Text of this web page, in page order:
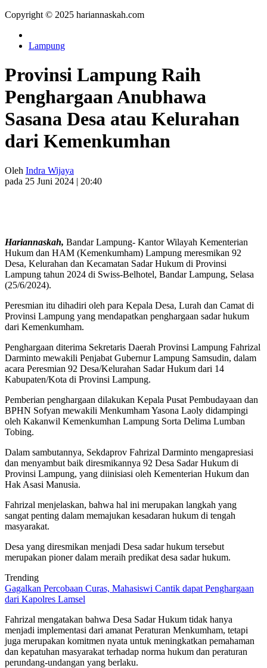
Copyright © 2025 hariannaskah.com
Lampung
Provinsi Lampung Raih
Penghargaan Anubhawa
Sasana Desa atau Kelurahan
dari Kemenkumhan
Oleh Indra Wijaya
pada 25 Juni 2024 | 20:40
Hariannaskah, Bandar Lampung- Kantor Wilayah Kementerian
Hukum dan HAM (Kemenkumham) Lampung meresmikan 92
Desa, Kelurahan dan Kecamatan Sadar Hukum di Provinsi
Lampung tahun 2024 di Swiss-Belhotel, Bandar Lampung, Selasa
(25/6/2024).
Peresmian itu dihadiri oleh para Kepala Desa, Lurah dan Camat di
Provinsi Lampung yang mendapatkan penghargaan sadar hukum
dari Kemenkumham.
Penghargaan diterima Sekretaris Daerah Provinsi Lampung Fahrizal
Darminto mewakili Penjabat Gubernur Lampung Samsudin, dalam
acara Peresmian 92 Desa/Kelurahan Sadar Hukum dari 14
Kabupaten/Kota di Provinsi Lampung.
Pemberian penghargaan dilakukan Kepala Pusat Pembudayaan dan
BPHN Sofyan mewakili Menkumham Yasona Laoly didampingi
oleh Kakanwil Kemenkumhan Lampung Sorta Delima Lumban
Tobing.
Dalam sambutannya, Sekdaprov Fahrizal Darminto mengapresiasi
dan menyambut baik diresmikannya 92 Desa Sadar Hukum di
Provinsi Lampung, yang diinisiasi oleh Kementerian Hukum dan
Hak Asasi Manusia.
Fahrizal menjelaskan, bahwa hal ini merupakan langkah yang
sangat penting dalam memajukan kesadaran hukum di tengah
masyarakat.
Desa yang diresmikan menjadi Desa sadar hukum tersebut
merupakan pioner dalam meraih predikat desa sadar hukum.
Trending
Gagalkan Percobaan Curas, Mahasiswi Cantik dapat Penghargaan
dari Kapolres Lamsel
Fahrizal mengatakan bahwa Desa Sadar Hukum tidak hanya
menjadi implementasi dari amanat Peraturan Menkumham, tetapi
juga merupakan komitmen nyata untuk meningkatkan pemahaman
dan kepatuhan masyarakat terhadap norma hukum dan peraturan
perundang-undangan yang berlaku.